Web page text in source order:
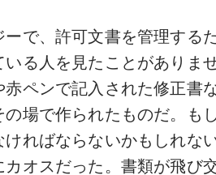
で、許可文書を管理す
る人を見たことがあり
ペンで記入された修正書
場で作られたものだ。
ればならないかもしれ
オスだった。書類が飛